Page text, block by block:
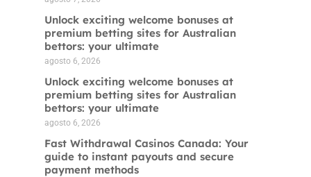
Unlock exciting welcome bonuses at
premium betting sites for Australian
bettors: your ultimate
agosto 6, 2026
Unlock exciting welcome bonuses at
premium betting sites for Australian
bettors: your ultimate
agosto 6, 2026
Fast Withdrawal Casinos Canada: Your
guide to instant payouts and secure
payment methods